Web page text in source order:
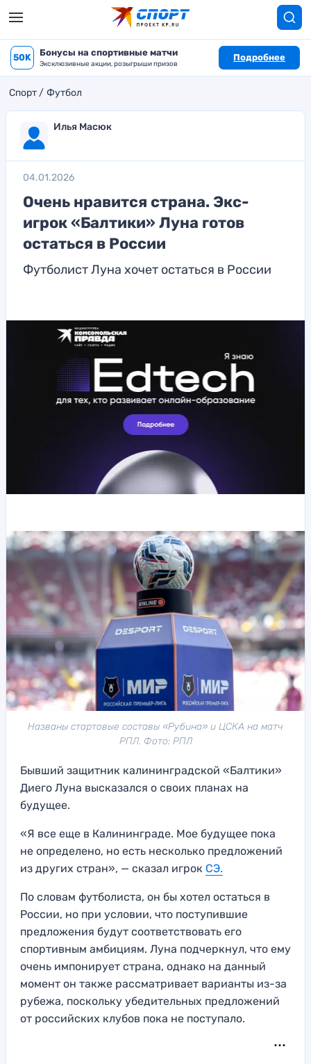
50K Бонусы на спортивные матчи
Эксклюзивные акции, розыгрыши призов
Подробнее
Спорт Футбол
Илья Масюк
04.01.2026
Очень нравится страна. Экс-
игрок «Балтики» Луна готов
остаться в России
Футболист Луна хочет остаться в России
Названы стартовые составы «Рубина» и ЦСКА на матч
РПЛ. Фото: РПЛ
Бывший защитник калининградской «Балтики»
Диего Луна высказался о своих планах на
будущее.
«Я все еще в Калининграде. Мое будущее пока
не определено, но есть несколько предложений
из других стран», — сказал игрок СЭ.
По словам футболиста, он бы хотел остаться в
России, но при условии, что поступившие
предложения будут соответствовать его
спортивным амбициям. Луна подчеркнул, что ему
очень импонирует страна, однако на данный
момент он также рассматривает варианты из-за
рубежа, поскольку убедительных предложений
от российских клубов пока не поступало.